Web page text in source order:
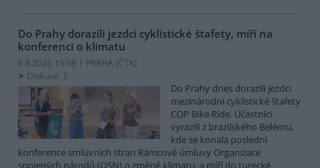
Do Prahy dorazili jezdci cyklistické štafety, míří na
konferenci o klimatu
6.8.2026 15:08 | PRAHA (ČTK)
Diskuse: 2
Do Prahy dnes dorazili jezdci
mezinárodní cyklistické štafety
COP Bike Ride. Účastníci
vyrazili z brazilského Belému,
kde se konala poslední
konference smluvních stran Rámcové úmluvy Organizace
spojených národů (OSN) o změně klimatu, a míří do turecké